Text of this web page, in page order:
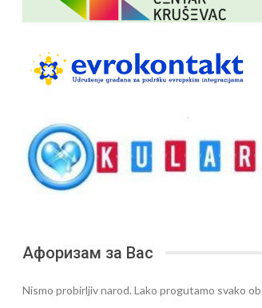
Афоризам за Вас
Nismo probirljiv narod. Lako progutamo svako